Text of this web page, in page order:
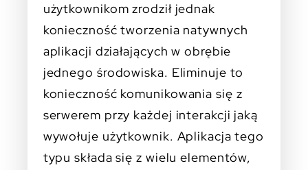
użytkownikom zrodził jednak
konieczność tworzenia natywnych
aplikacji działających w obrębie
jednego środowiska. Eliminuje to
konieczność komunikowania się z
serwerem przy każdej interakcji jaką
wywołuje użytkownik. Aplikacja tego
typu składa się z wielu elementów,